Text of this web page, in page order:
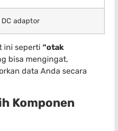
DC adaptor
ini seperti “otak
bisa mengingat,
data Anda secara
Komponen